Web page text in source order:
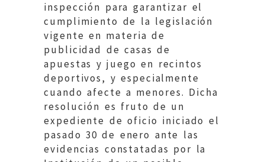
inspección para garantizar el
cumplimiento de la legislación
vigente en materia de
publicidad de casas de
apuestas y juego en recintos
deportivos, y especialmente
cuando afecte a menores. Dicha
resolución es fruto de un
expediente de oficio iniciado el
pasado 30 de enero ante las
evidencias constatadas por la